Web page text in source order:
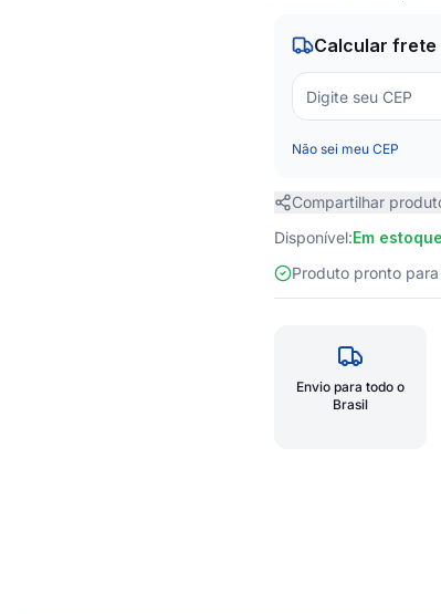
Calcular frete
Não sei meu CEP
Compartilhar
Disponível:Em estoque
Produto pronto
Envio para todo o
Brasil